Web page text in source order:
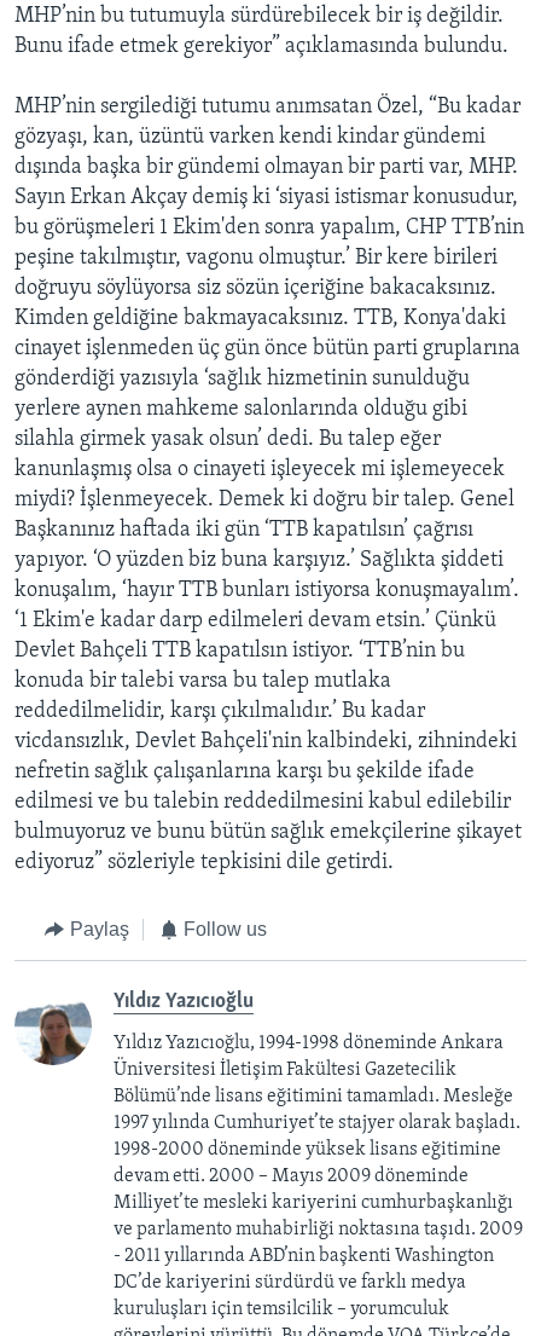
MHP’nin bu tutumuyla sürdürebilecek bir iş değildir.
Bunu ifade etmek gerekiyor” açıklamasında bulundu.
MHP’nin sergilediği tutumu anımsatan Özel, “Bu kadar
gözyaşı, kan, üzüntü varken kendi kindar gündemi
dışında başka bir gündemi olmayan bir parti var, MHP.
Sayın Erkan Akçay demiş ki ‘siyasi istismar konusudur,
bu görüşmeleri 1 Ekim'den sonra yapalım, CHP TTB’nin
peşine takılmıştır, vagonu olmuştur.’ Bir kere birileri
doğruyu söylüyorsa siz sözün içeriğine bakacaksınız.
Kimden geldiğine bakmayacaksınız. TTB, Konya'daki
cinayet işlenmeden üç gün önce bütün parti gruplarına
gönderdiği yazısıyla ‘sağlık hizmetinin sunulduğu
yerlere aynen mahkeme salonlarında olduğu gibi
silahla girmek yasak olsun’ dedi. Bu talep eğer
kanunlaşmış olsa o cinayeti işleyecek mi işlemeyecek
miydi? İşlenmeyecek. Demek ki doğru bir talep. Genel
Başkanınız haftada iki gün ‘TTB kapatılsın’ çağrısı
yapıyor. ‘O yüzden biz buna karşıyız.’ Sağlıkta şiddeti
konuşalım, ‘hayır TTB bunları istiyorsa konuşmayalım’.
‘1 Ekim'e kadar darp edilmeleri devam etsin.’ Çünkü
Devlet Bahçeli TTB kapatılsın istiyor. ‘TTB’nin bu
konuda bir talebi varsa bu talep mutlaka
reddedilmelidir, karşı çıkılmalıdır.’ Bu kadar
vicdansızlık, Devlet Bahçeli'nin kalbindeki, zihnindeki
nefretin sağlık çalışanlarına karşı bu şekilde ifade
edilmesi ve bu talebin reddedilmesini kabul edilebilir
bulmuyoruz ve bunu bütün sağlık emekçilerine şikayet
ediyoruz” sözleriyle tepkisini dile getirdi.
Paylaş Follow us
Yıldız Yazıcıoğlu
Yıldız Yazıcıoğlu, 1994-1998 döneminde Ankara
Üniversitesi İletişim Fakültesi Gazetecilik
Bölümü’nde lisans eğitimini tamamladı. Mesleğe
1997 yılında Cumhuriyet’te stajyer olarak başladı.
1998-2000 döneminde yüksek lisans eğitimine
devam etti. 2000 – Mayıs 2009 döneminde
Milliyet’te mesleki kariyerini cumhurbaşkanlığı
ve parlamento muhabirliği noktasına taşıdı. 2009
- 2011 yıllarında ABD’nin başkenti Washington
DC’de kariyerini sürdürdü ve farklı medya
kuruluşları için temsilcilik – yorumculuk